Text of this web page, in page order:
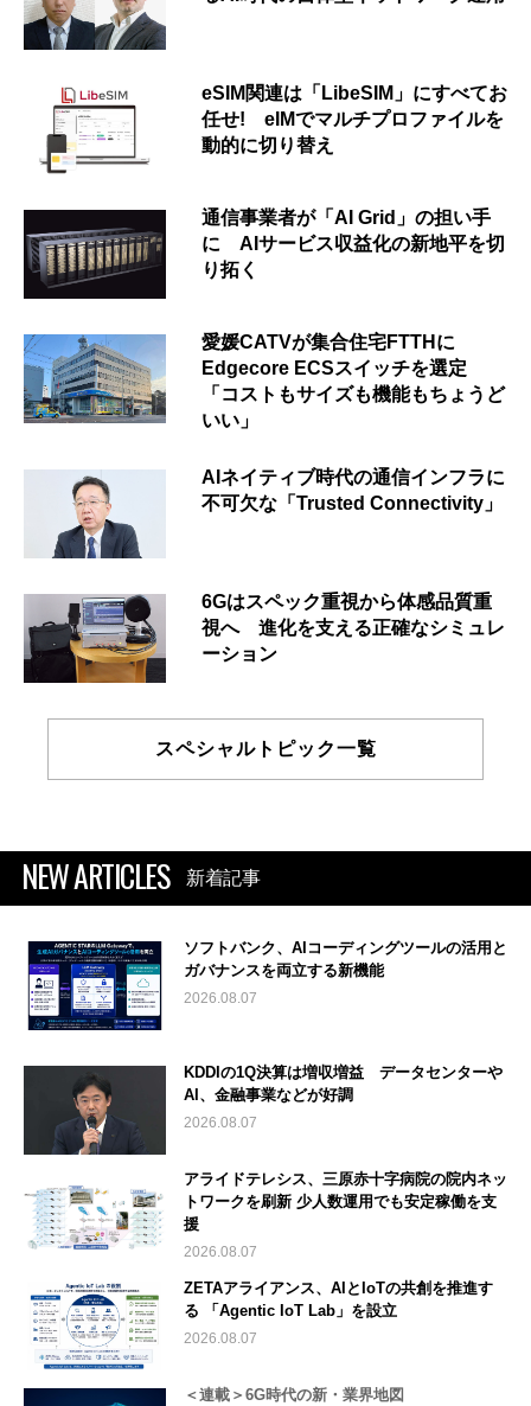
eSIM関連は「LibeSIM」にすべてお
任せ! eIMでマルチプロファイルを
動的に切り替え
通信事業者が「AI Grid」の担い手
に AIサービス収益化の新地平を切
り拓く
愛媛CATVが集合住宅FTTHに
Edgecore ECSスイッチを選定
「コストもサイズも機能もちょうど
いい」
AIネイティブ時代の通信インフラに
不可欠な「Trusted Connectivity」
6Gはスペック重視から体感品質重
視へ 進化を支える正確なシミュレ
ーション
スペシャルトピック一覧
NEW ARTICLES 新着記事
ソフトバンク、AIコーディングツールの活用と
ガバナンスを両立する新機能
2026.08.07
KDDIの1Q決算は増収増益 データセンターや
AI、金融事業などが好調
2026.08.07
アライドテレシス、三原赤十字病院の院内ネッ
トワークを刷新 少人数運用でも安定稼働を支
援
2026.08.07
ZETAアライアンス、AIとIoTの共創を推進す
る 「Agentic IoT Lab」を設立
2026.08.07
＜連載＞6G時代の新・業界地図